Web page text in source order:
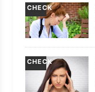
CHECK
CHECK